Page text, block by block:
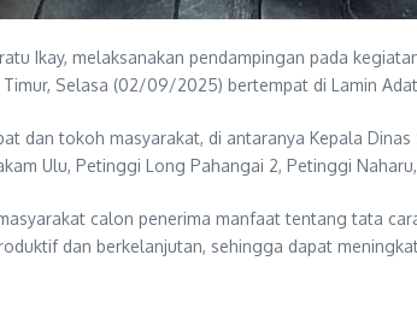
Ikay, melaksanakan pendampingan pada
Selasa (02/09/2025) bertempat di Lamin
dan tokoh masyarakat, di antaranya Kepala
Ulu, Petinggi Long Pahangai 2, Petinggi
calon penerima manfaat tentang tata
dan berkelanjutan, sehingga dapat